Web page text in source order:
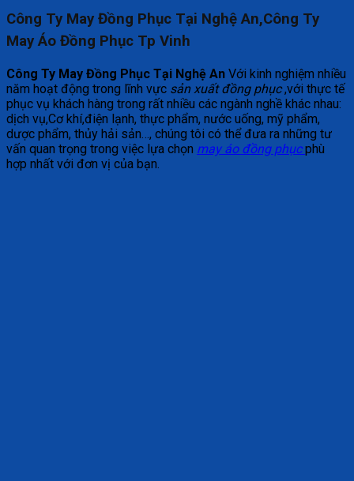
Công Ty May Đồng Phục Tại Nghệ An,Công Ty
May Áo Đồng Phục Tp Vinh
Công Ty May Đồng Phục Tại Nghệ An Với kinh nghiệm nhiều
năm hoạt động trong lĩnh vực sản xuất đồng phục,với thực tế
phục vụ khách hàng trong rất nhiều các ngành nghề khác nhau:
dịch vụ,Cơ khí,điện lạnh, thực phẩm, nước uống, mỹ phẩm,
dược phẩm, thủy hải sản…, chúng tôi có thể đưa ra những tư
vấn quan trọng trong việc lựa chọn may áo đồng phục phù
hợp nhất với đơn vị của bạn.